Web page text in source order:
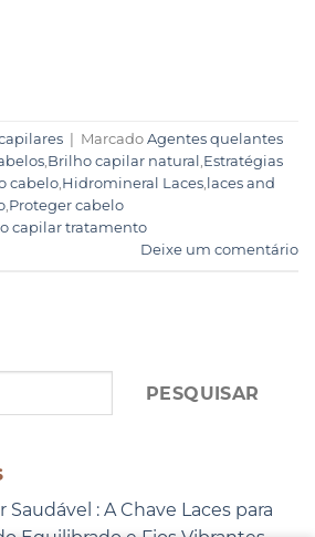
PESQUISAR
: A Chave Laces para
Marcado Agentes quelantes
,Brilho capilar natural ,Estratégias
cabelo,Hidromineral Laces, laces and
,Proteger cabelo
capilar tratamento
Deixe um comentário